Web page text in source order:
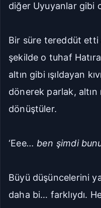
diğer Uyuyanlar gibi
Bir süre tereddüt
şekilde o tuhaf
altın gibi ışıldayan
dönerek parlak,
dönüştüler.
‘Eee… ben şimdi
Büyü düşüncelerini
daha bi… farklıydı.